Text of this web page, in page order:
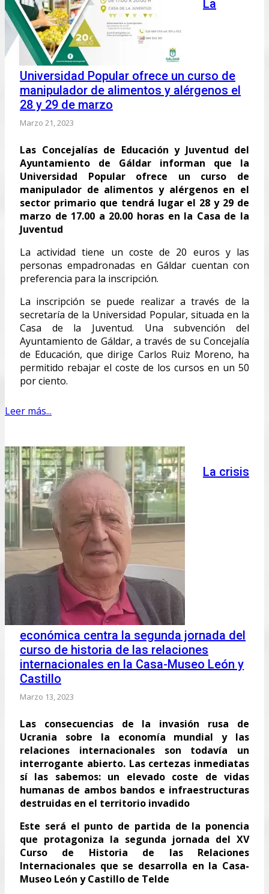
La
Universidad Popular ofrece un curso de
manipulador de alimentos y alérgenos el
28 y 29 de marzo
Marzo 21, 2023
Las Concejalías de Educación y Juventud del
Ayuntamiento de Gáldar informan que la
Universidad Popular ofrece un curso de
manipulador de alimentos y alérgenos en el
sector primario que tendrá lugar el 28 y 29 de
marzo de 17.00 a 20.00 horas en la Casa de la
Juventud
La actividad tiene un coste de 20 euros y las
personas empadronadas en Gáldar cuentan con
preferencia para la inscripción.
La inscripción se puede realizar a través de la
secretaría de la Universidad Popular, situada en la
Casa de la Juventud. Una subvención del
Ayuntamiento de Gáldar, a través de su Concejalía
de Educación, que dirige Carlos Ruiz Moreno, ha
permitido rebajar el coste de los cursos en un 50
por ciento.
Leer más...
La crisis
económica centra la segunda jornada del
curso de historia de las relaciones
internacionales en la Casa-Museo León y
Castillo
Marzo 13, 2023
Las consecuencias de la invasión rusa de
Ucrania sobre la economía mundial y las
relaciones internacionales son todavía un
interrogante abierto. Las certezas inmediatas
sí las sabemos: un elevado coste de vidas
humanas de ambos bandos e infraestructuras
destruidas en el territorio invadido
Este será el punto de partida de la ponencia
que protagoniza la segunda jornada del XV
Curso de Historia de las Relaciones
Internacionales que se desarrolla en la Casa-
Museo León y Castillo de Telde